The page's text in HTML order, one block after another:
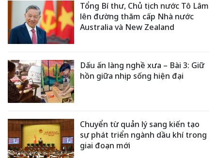
Tổng Bí thư, Chủ tịch nước Tô Lâm
lên đường thăm cấp Nhà nước
Australia và New Zealand
Dấu ấn làng nghề xưa – Bài 3: Giữ
hồn giữa nhịp sống hiện đại
Chuyển từ quản lý sang kiến tạo
sự phát triển ngành dầu khí trong
giai đoạn mới